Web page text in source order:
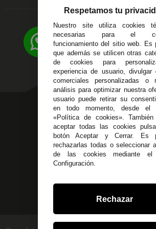
14
Alzira - Valencia
C/ Esplugues, 135
Devoluciones
Política de Privacidad
Pago Seguro
Terminos y
Condiciones
Políticas de Cookies
623 23 31
Atendemos Whatsapp
955 44 45 43/955 44
Avenida Plaza de
Local 3 Écija (Sevilla)
Respetamos tu
Nuestro site utiliza cookies
necesarias para el
funcionamiento del sitio web. Es
que además se utilicen otras
de cookies para
experiencia de usuario, divulgar
comerciales personalizadas o
análisis para optimizar nuestra
usuario puede retirar su
en todo momento, desde el
«Política de cookies». También
aceptar todas las cookies
botón Aceptar y Cerrar. Es
rechazarlas todas o seleccionar
de las cookies mediante el
Configuración.
Rechazar